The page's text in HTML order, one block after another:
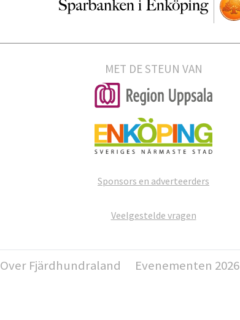
MET DE STEUN VAN
Sponsors en adverteerders
Veelgestelde vragen
Over Fjärdhundraland Evenementen 2026